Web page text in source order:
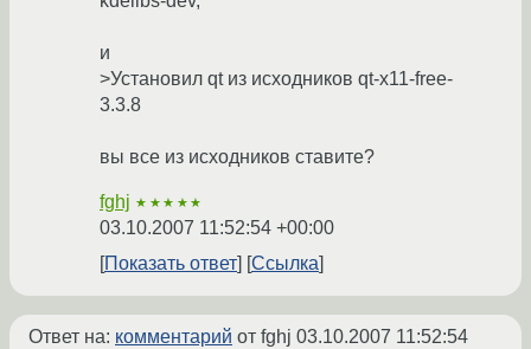
и
>Установил qt из исходников qt-x11-free-
3.3.8
вы все из исходников ставите?
fghj ★★★★★
03.10.2007 11:52:54 +00:00
Показать ответ
Ссылка
Ответ на: комментарий от fghj 03.10.2007 11:52:54